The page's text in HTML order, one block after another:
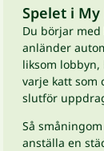
Spelet i
Du börjar
anländer
liksom
varje katt som
slutför
Så
anställa en